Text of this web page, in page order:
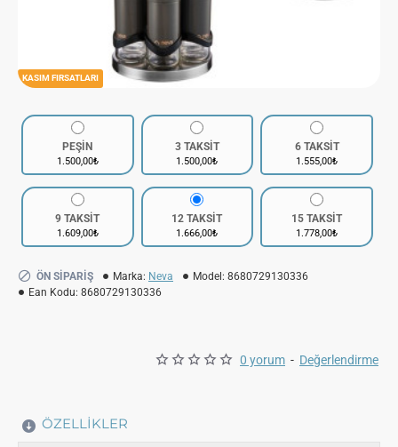
KASIM FIRSATLARI
0 yorum - Değerlendirme
PEŞİN
1.500,00₺
3 TAKSİT
1.500,00₺
6 TAKSİT
1.555,00₺
9 TAKSİT
1.609,00₺
12 TAKSİT
1.666,00₺
15 TAKSİT
1.778,00₺
ÖN SIPARIŞ Marka: Neva Model: 8680729130336
Ean Kodu: 8680729130336
ÖZELLIKLER